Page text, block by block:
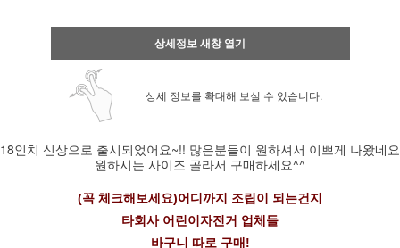
상세정보 새창 열기
상세 정보를 확대해 보실 수 있습니다.
18인치 신상으로 출시되었어요~!! 많은분들이 원하셔서 이쁘게 나왔네요
원하시는 사이즈 골라서 구매하세요^^
(꼭 체크해보세요)어디까지 조립이 되는건지
타회사 어린이자전거 업체들
바구니 따로 구매!